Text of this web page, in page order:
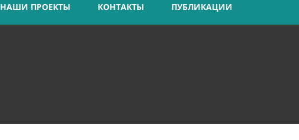
НАШИ ПРОЕКТЫ КОНТАКТЫ ПУБЛИКАЦИИ